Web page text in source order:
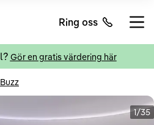
Ring oss
Gör en gratis värdering här
1/35